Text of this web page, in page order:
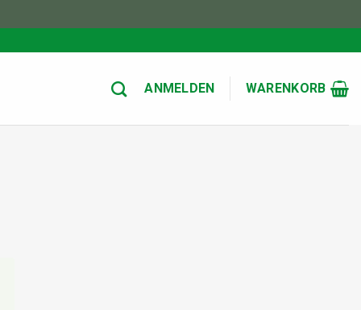
ANMELDEN WARENKORB